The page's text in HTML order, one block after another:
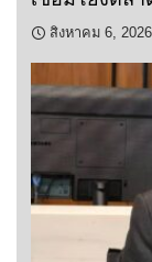
สิงหาคม 6, 2026